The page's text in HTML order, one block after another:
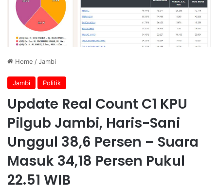
Home /Jambi
Jambi Politik
Update Real Count C1 KPU
Pilgub Jambi, Haris-Sani
Unggul 38,6 Persen – Suara
Masuk 34,18 Persen Pukul
22.51 WIB